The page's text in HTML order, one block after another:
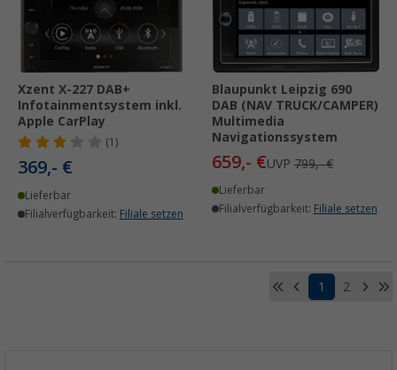
Xzent X-227 DAB+
Infotainmentsystem inkl.
Apple CarPlay
(1)
369,- €
Lieferbar
Filialverfügbarkeit: Filiale setzen
Blaupunkt Leipzig 690
DAB (NAV TRUCK/CAMPER)
Multimedia
Navigationssystem
659,- €UVP 799,- €
Lieferbar
Filialverfügbarkeit: Filiale setzen
1 2